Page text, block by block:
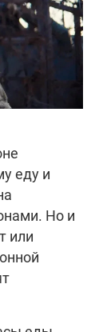
еду и
Но и
или